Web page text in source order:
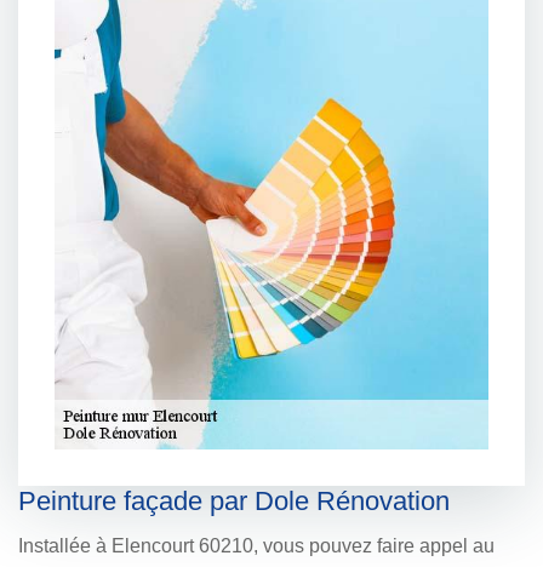
Peinture façade par Dole Rénovation
Installée à Elencourt 60210, vous pouvez faire appel au